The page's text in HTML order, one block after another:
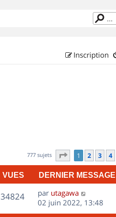
Inscription
777 sujets Page sur26
1 2 3 4
VUES DERNIER MESSAGE
34824V
u
D
e
r
par utagawa
02 juin 2022, 13:48